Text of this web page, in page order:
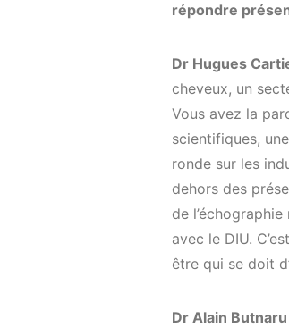
répondre
Dr Hugues
cheveux, un
Vous avez la
scientifiques,
ronde sur les
dehors des
de
avec le DIU.
être qui se doit
Dr Alain Butnaru